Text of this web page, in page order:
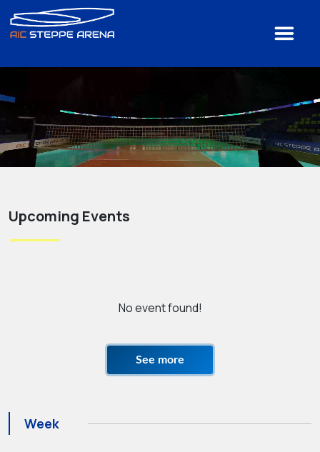
Upcoming Events
No event found!
See more
Week